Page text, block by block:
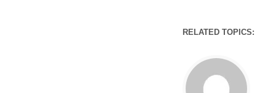
RELATED TOPICS: